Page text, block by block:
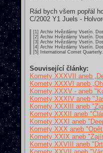
Rád bych všem popřál
C/2002 Y1 Juels -
[1] Archiv Hvězdárny Vsetín.
[2] Archiv Hvězdárny Vsetín.
[3] Archiv Hvězdárny Vsetín.
[4] Archiv Hvězdárny Vsetín.
[5] International Comet
Související články:
Komety XXXVII aneb
Komety XXXVI aneb
Komety XXXV - aneb
Komety XXXIV aneb
Komety XXXIII aneb
Komety XXXII aneb
Komety XXXI aneb
Komety XXX aneb
Komety XXIX aneb
Komety XXVIII aneb